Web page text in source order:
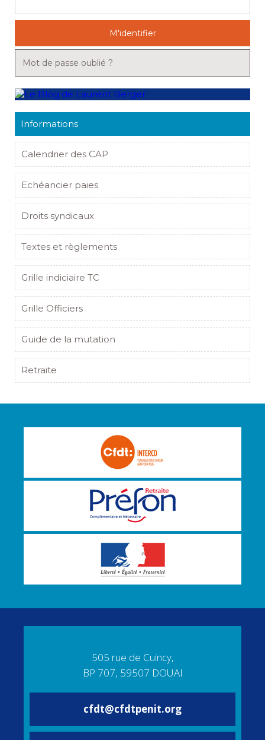
M'identifier
Mot de passe oublié ?
Informations
Calendrier des CAP
Echéancier paies
Droits syndicaux
Textes et règlements
Grille indiciaire TC
Grille Officiers
Guide de la mutation
Retraite
505 rue de Cuincy,
BP 707, 59507 DOUAI
cfdt@cfdtpenit.org